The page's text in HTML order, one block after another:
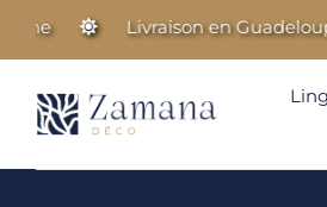
Livraison en Guadeloupe,